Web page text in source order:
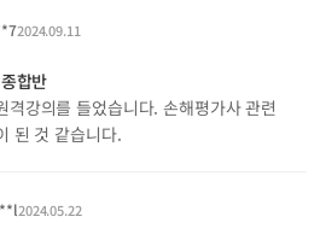
2024.09.11
합반
격강의를 들었습니다. 손해평가사 관련
된 것 같습니다.
2024.05.22